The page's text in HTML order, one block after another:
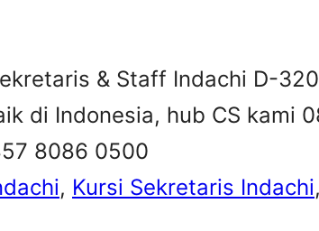
& Staff Indachi D-
di Indonesia, hub CS kami
8086 0500
, Kursi Sekretaris Indachi,